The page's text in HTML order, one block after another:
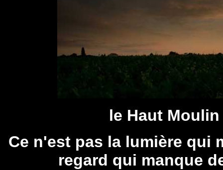
le Haut
Ce n'est pas la lumière qui
regard qui manque